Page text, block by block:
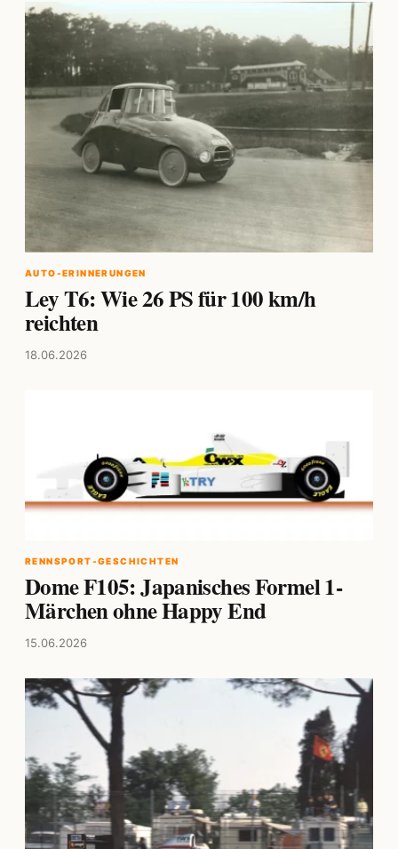
AUTO-ERINNERUNGEN
Ley T6: Wie 26 PS für 100 km/h
reichten
18.06.2026
RENNSPORT-GESCHICHTEN
Dome F105: Japanisches Formel 1-
Märchen ohne Happy End
15.06.2026